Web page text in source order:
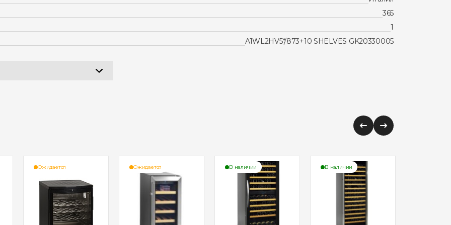
365
1
A1WL2HV5*/873+10 SHELVES GK20330005
Ожидается Ожидается В наличии В наличии